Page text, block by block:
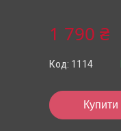
1 790 ₴
Код: 1114
Купити